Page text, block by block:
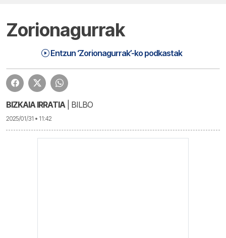
Zorionagurrak
Entzun ‘Zorionagurrak’-ko podkastak
1:15:41 Zorionagurrak (25-01-31) | Zorionagurrak
BIZKAIA IRRATIA| BILBO
2025/01/31 • 11:42